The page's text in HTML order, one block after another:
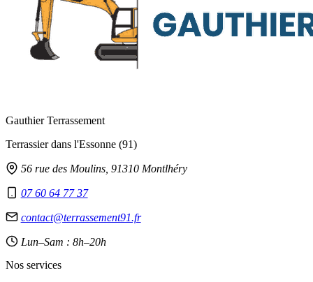
Gauthier Terrassement
Terrassier dans l'Essonne (91)
56 rue des Moulins, 91310 Montlhéry
07 60 64 77 37
contact@terrassement91.fr
Lun–Sam : 8h–20h
Nos services